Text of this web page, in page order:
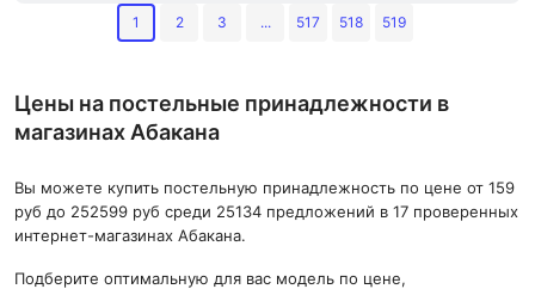
1 2 3 ... 517 518 519
Цены на постельные принадлежности в
магазинах Абакана
Вы можете купить постельную принадлежность по цене от 159
руб до 252599 руб среди 25134 предложений в 17 проверенных
интернет-магазинах Абакана.
Подберите оптимальную для вас модель по цене,